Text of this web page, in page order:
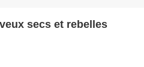
secs et rebelles